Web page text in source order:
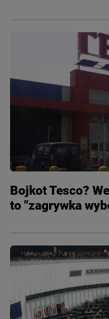
Bojkot Tesco?
to "zagrywka